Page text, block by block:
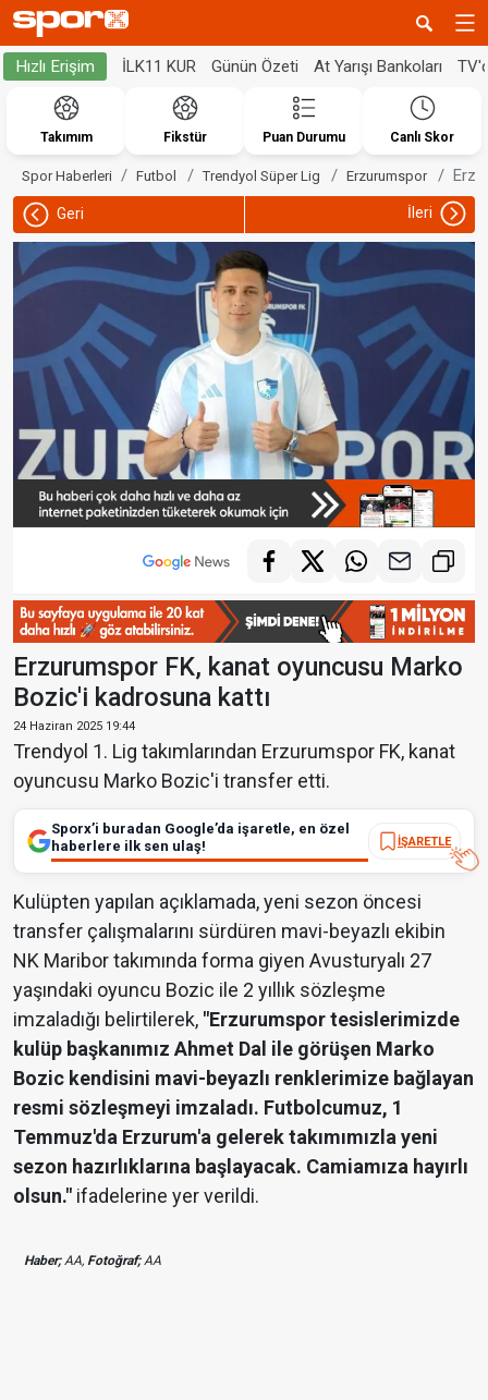
Hızlı Erişim İLK11 KUR Günün Özeti At Yarışı Bankoları
Takımım Fikstür Puan Durumu Canlı Skor
Spor Haberleri Futbol Trendyol Süper Lig Erzurumspor
Geri İleri
Erzurumspor FK, kanat oyuncusu Marko
Bozic'i kadrosuna kattı
24 Haziran 2025 19:44
Trendyol 1. Lig takımlarından Erzurumspor FK, kanat
oyuncusu Marko Bozic'i transfer etti.
Sporx’i buradan Google’da işaretle, en özel
haberlere ilk sen ulaş!
İŞARETLE
Kulüpten yapılan açıklamada, yeni sezon öncesi
transfer çalışmalarını sürdüren mavi-beyazlı ekibin
NK Maribor takımında forma giyen Avusturyalı 27
yaşındaki oyuncu Bozic ile 2 yıllık sözleşme
imzaladığı belirtilerek, "Erzurumspor tesislerimizde
kulüp başkanımız Ahmet Dal ile görüşen Marko
Bozic kendisini mavi-beyazlı renklerimize bağlayan
resmi sözleşmeyi imzaladı. Futbolcumuz, 1
Temmuz'da Erzurum'a gelerek takımımızla yeni
sezon hazırlıklarına başlayacak. Camiamıza hayırlı
olsun." ifadelerine yer verildi.
Haber;AA, Fotoğraf;AA